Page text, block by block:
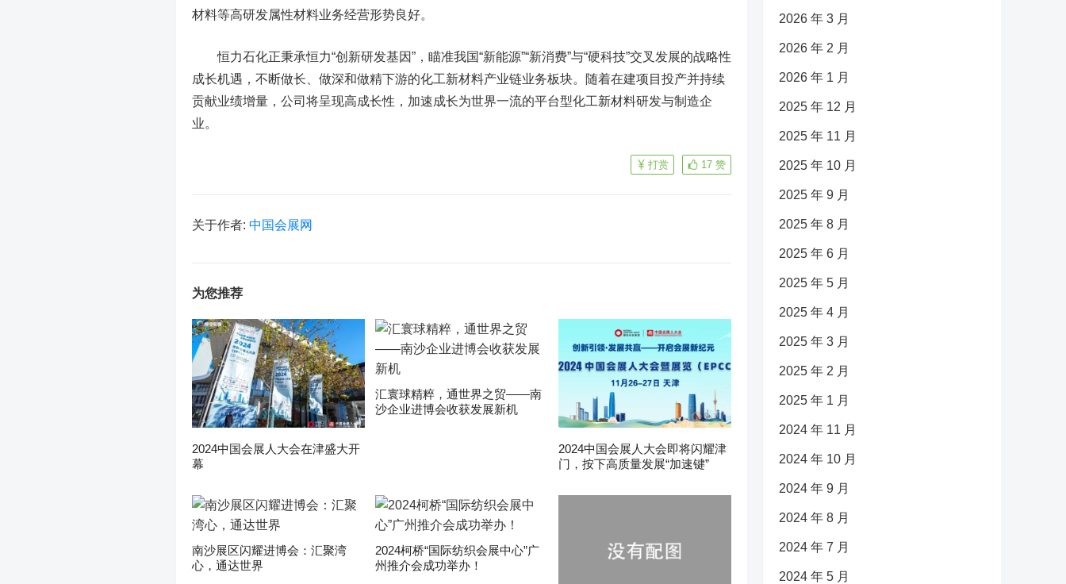
材料等高研发属性材料业务经营形势良好。
恒力石化正秉承恒力“创新研发基因”，瞄准我国“新能源”“新消费”与“硬科技”交叉发展的战略性
成长机遇，不断做长、做深和做精下游的化工新材料产业链业务板块。随着在建项目投产并持续
贡献业绩增量，公司将呈现高成长性，加速成长为世界一流的平台型化工新材料研发与制造企
业。
17 赞
打赏
关于作者: 中国会展网
为您推荐
2024中国会展人大会在津盛大开
幕
汇寰球精粹，通世界之贸——南
沙企业进博会收获发展新机
2024中国会展人大会即将闪耀津
门，按下高质量发展“加速键”
南沙展区闪耀进博会：汇聚湾
心，通达世界
2024柯桥“国际纺织会展中心”广
州推介会成功举办！
2026 年 3 月
2026 年 2 月
2026 年 1 月
2025 年 12 月
2025 年 11 月
2025 年 10 月
2025 年 9 月
2025 年 8 月
2025 年 6 月
2025 年 5 月
2025 年 4 月
2025 年 3 月
2025 年 2 月
2025 年 1 月
2024 年 11 月
2024 年 10 月
2024 年 9 月
2024 年 8 月
2024 年 7 月
2024 年 5 月